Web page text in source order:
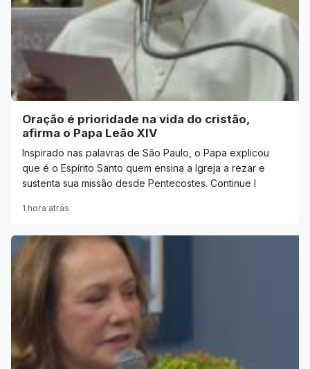
Oração é prioridade na vida do cristão,
afirma o Papa Leão XIV
Inspirado nas palavras de São Paulo, o Papa explicou
que é o Espírito Santo quem ensina a Igreja a rezar e
sustenta sua missão desde Pentecostes. Continue l
1 hora atrás